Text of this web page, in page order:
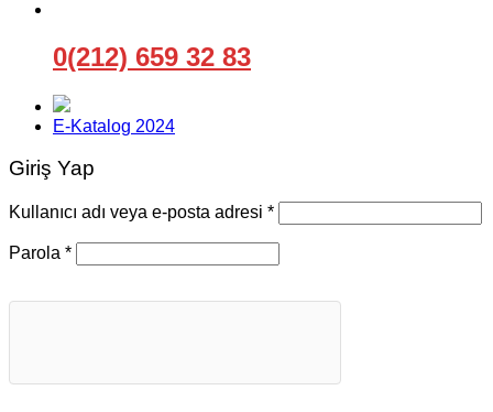
0(212) 659 32 83
E-Katalog 2024
Giriş Yap
Kullanıcı adı veya e-posta adresi *Gerekli
Parola *Gerekli